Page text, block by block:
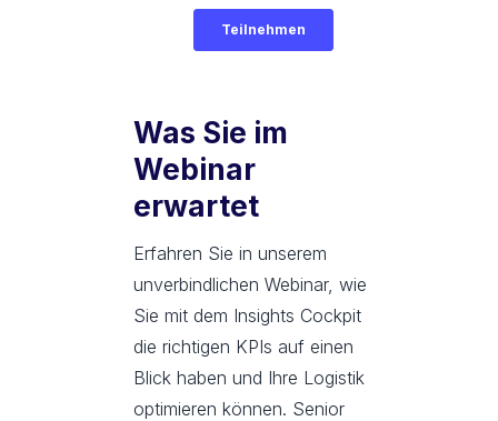
Was Sie im
Webinar
erwartet
Erfahren Sie in unserem
unverbindlichen Webinar, wie
Sie mit dem Insights Cockpit
die richtigen KPIs auf einen
Blick haben und Ihre Logistik
optimieren können. Senior